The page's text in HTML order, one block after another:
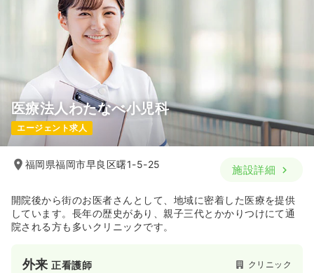
医療法人わたなべ小児科
エージェント求人
福岡県福岡市早良区曙1-5-25 施設詳細
開院後から街のお医者さんとして、地域に密着した医療を提供
しています。長年の歴史があり、親子三代とかかりつけにて通
院される方も多いクリニックです。
外来正看護師 クリニック